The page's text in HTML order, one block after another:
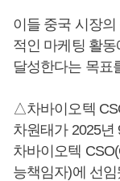
이들 중국 시장
적인 마케팅 활
달성한다는 목표
△차바이오텍
차원태가 2025년
차바이오텍
능책임자)에 선임